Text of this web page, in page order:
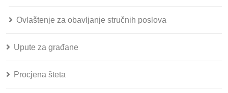
Ovlaštenje za obavljanje stručnih poslova
Upute za građane
Procjena šteta